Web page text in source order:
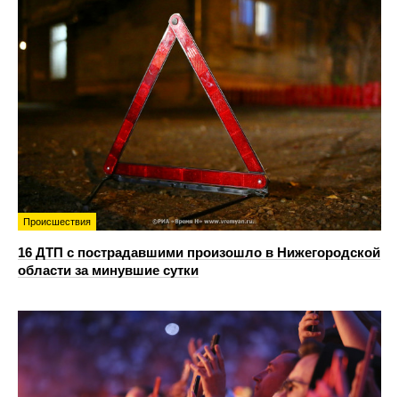
Происшествия
16 ДТП с пострадавшими произошло в Нижегородской
области за минувшие сутки